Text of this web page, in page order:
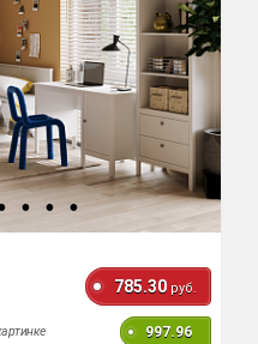
785.30 руб.
997.96